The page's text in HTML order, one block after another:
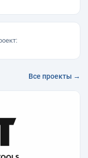
Все проекты →